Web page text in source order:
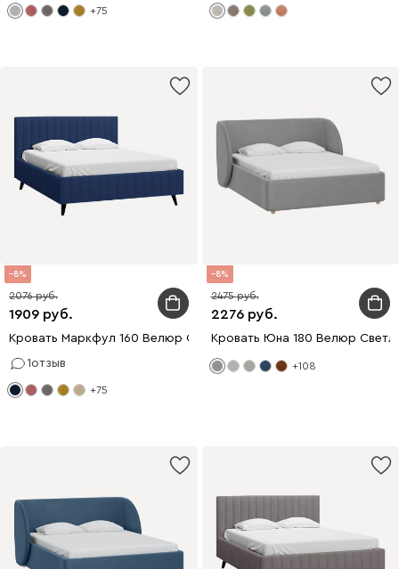
+75
8
1909
2076
Кровать Маркфул 160 Велюр Синий
1отзыв
+75
8
2276
2475
Кровать Юна 180 Велюр
+108